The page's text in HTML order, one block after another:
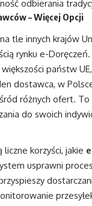
odbierania
– Więcej Opcji
tle innych krajów
rynku e-
państw
dostawca, w
różnych ofert.
do swoich
korzyści, jakie
usprawni